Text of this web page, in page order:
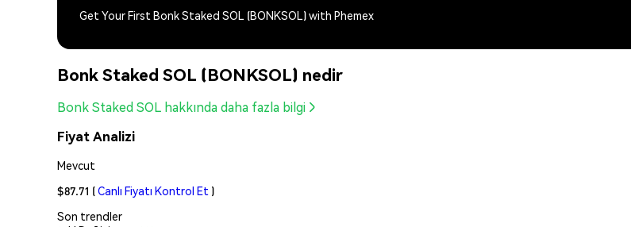
Get Your First Bonk Staked SOL (BONKSOL) with Phemex
Bonk Staked SOL (BONKSOL) nedir
Bonk Staked SOL hakkında daha fazla bilgi
Fiyat Analizi
Mevcut
$87.71 (Canlı Fiyatı Kontrol Et )
Son trendler